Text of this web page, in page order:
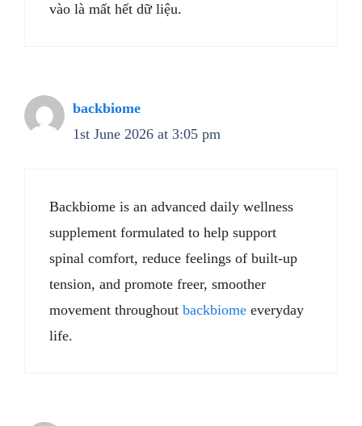
vào là mất hết dữ liệu.
backbiome
1st June 2026 at 3:05 pm
Backbiome is an advanced daily wellness
supplement formulated to help support
spinal comfort, reduce feelings of built-up
tension, and promote freer, smoother
movement throughout backbiome everyday
life.